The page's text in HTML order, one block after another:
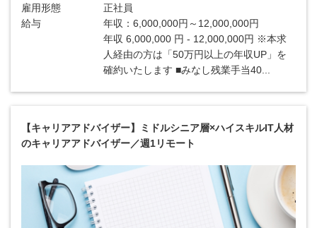
雇用形態
正社員
給与
年収：6,000,000円～12,000,000円
年収 6,000,000 円 - 12,000,000円 ※本求
人経由の方は「50万円以上の年収UP」を
確約いたします ■みなし残業手当40...
【キャリアアドバイザー】ミドルシニア層×ハイスキルIT人材
のキャリアアドバイザー／週1リモート